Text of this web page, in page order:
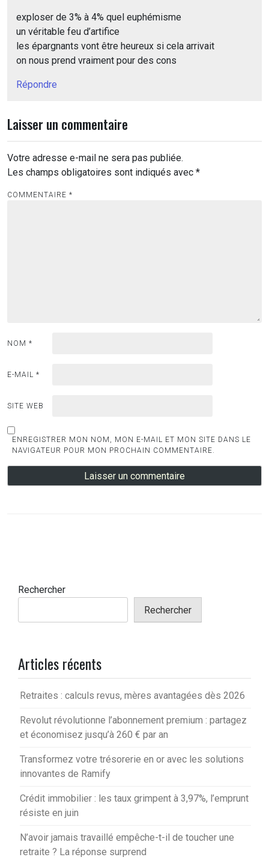
exploser de 3% à 4% quel euphémisme
un véritable feu d’artifice
les épargnants vont être heureux si cela arrivait
on nous prend vraiment pour des cons
Répondre
Laisser un commentaire
Votre adresse e-mail ne sera pas publiée.
Les champs obligatoires sont indiqués avec *
COMMENTAIRE *
NOM *
E-MAIL *
SITE WEB
ENREGISTRER MON NOM, MON E-MAIL ET MON SITE DANS LE
NAVIGATEUR POUR MON PROCHAIN COMMENTAIRE.
Rechercher
Rechercher
Articles récents
Retraites : calculs revus, mères avantagées dès 2026
Revolut révolutionne l’abonnement premium : partagez
et économisez jusqu’à 260 € par an
Transformez votre trésorerie en or avec les solutions
innovantes de Ramify
Crédit immobilier : les taux grimpent à 3,97%, l’emprunt
résiste en juin
N’avoir jamais travaillé empêche-t-il de toucher une
retraite ? La réponse surprend